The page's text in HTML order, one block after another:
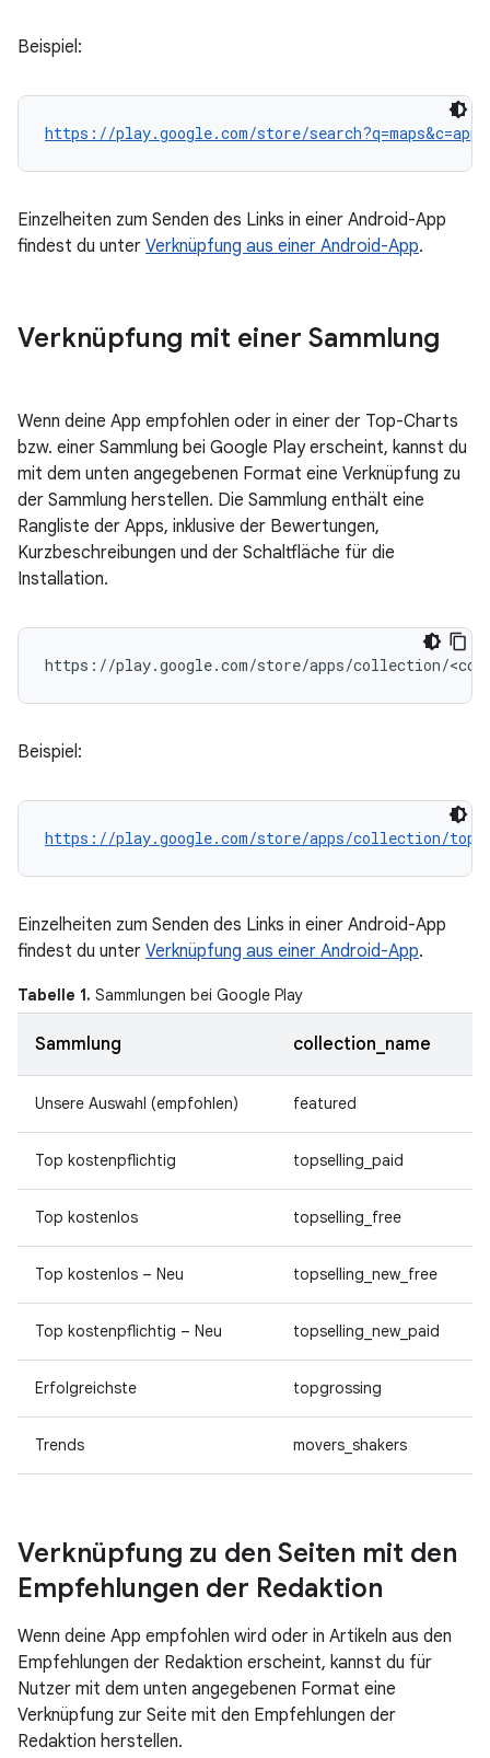
Beispiel:
https://play.google.com/store/search?q=maps&c=apps
Einzelheiten zum Senden des Links in einer Android-App
findest du unter Verknüpfung aus einer Android-App.
Verknüpfung mit einer Sammlung
Wenn deine App empfohlen oder in einer der Top-Charts
bzw. einer Sammlung bei Google Play erscheint, kannst du
mit dem unten angegebenen Format eine Verknüpfung zu
der Sammlung herstellen. Die Sammlung enthält eine
Rangliste der Apps, inklusive der Bewertungen,
Kurzbeschreibungen und der Schaltfläche für die
Installation.
Beispiel:
https://play.google.com/store/apps/collection/
Einzelheiten zum Senden des Links in einer Android-App
findest du unter Verknüpfung aus einer Android-App.
Tabelle 1. Sammlungen bei Google Play
Sammlung collection_name
Unsere Auswahl (empfohlen) featured
Top kostenpflichtig topselling_paid
Top kostenlos topselling_free
Top kostenlos – Neu topselling_new_free
Top kostenpflichtig – Neu topselling_new_paid
Erfolgreichste topgrossing
Trends movers_shakers
Verknüpfung zu den Seiten mit den
Empfehlungen der Redaktion
Wenn deine App empfohlen wird oder in Artikeln aus den
Empfehlungen der Redaktion erscheint, kannst du für
Nutzer mit dem unten angegebenen Format eine
Verknüpfung zur Seite mit den Empfehlungen der
Redaktion herstellen.